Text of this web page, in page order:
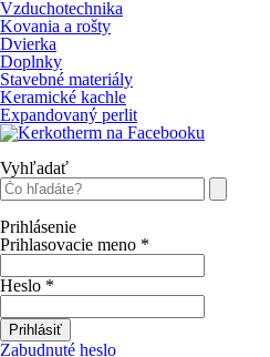
Vzduchotechnika
Kovania a rošty
Dvierka
Doplnky
Stavebné materiály
Keramické kachle
Expandovaný perlit
Vyhľadať
Prihlásenie
Prihlasovacie meno *
Heslo *
Prihlásiť
Zabudnuté heslo